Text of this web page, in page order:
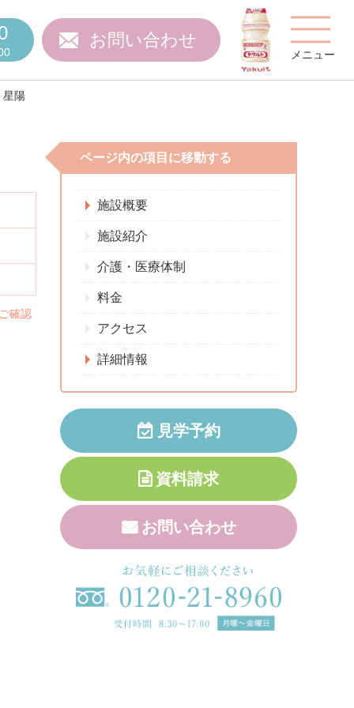
お問い合わせ
メニュー
費用について
問 スタッフ紹介
施設関係者の方へ
星陽
確認
ページ内の項目に移動する
施設概要
施設紹介
介護・医療体制
料金
アクセス
詳細情報
見学予約
資料請求
お問い合わせ